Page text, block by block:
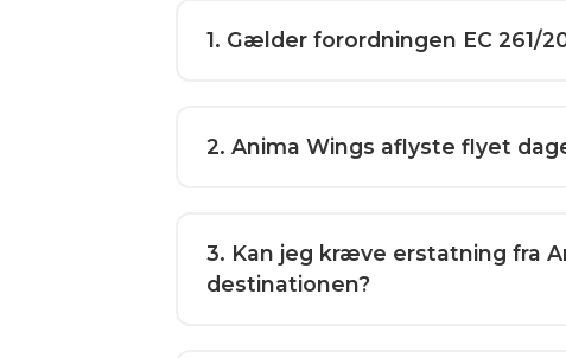
1. Gælder forordningen EC 261/
2. Anima Wings aflyste flyet
3. Kan jeg kræve erstatning fra
destinationen?